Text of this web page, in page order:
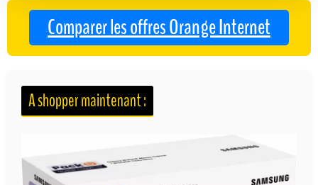
Comparer les offres Orange Internet
A shopper maintenant :